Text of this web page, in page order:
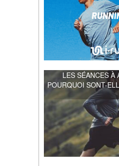
LES SÉANCES À
POURQUOI SONT-